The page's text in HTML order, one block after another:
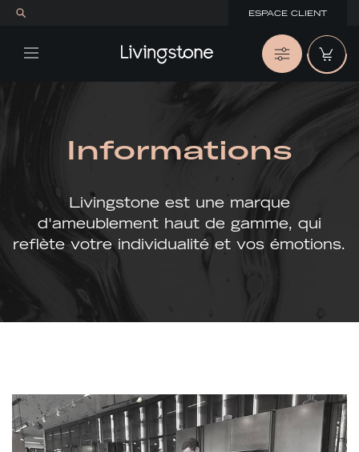
ESPACE CLIENT
Informations
Livingstone est une marque
d'ameublement haut de gamme, qui
reflète votre individualité et vos émotions.